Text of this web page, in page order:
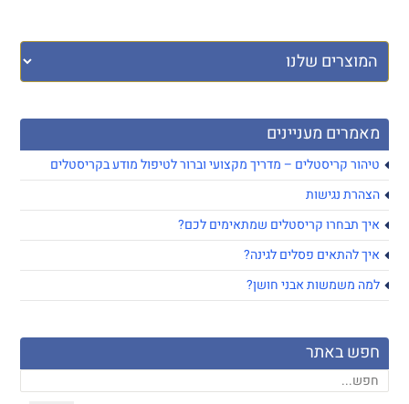
מאמרים מעניינים
טיהור קריסטלים – מדריך מקצועי וברור לטיפול מודע בקריסטלים
הצהרת נגישות
איך תבחרו קריסטלים שמתאימים לכם?
איך להתאים פסלים לגינה?
למה משמשות אבני חושן?
חפש באתר